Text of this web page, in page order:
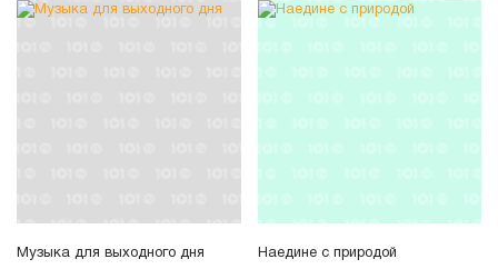
Музыка для выходного дня Наедине с природой